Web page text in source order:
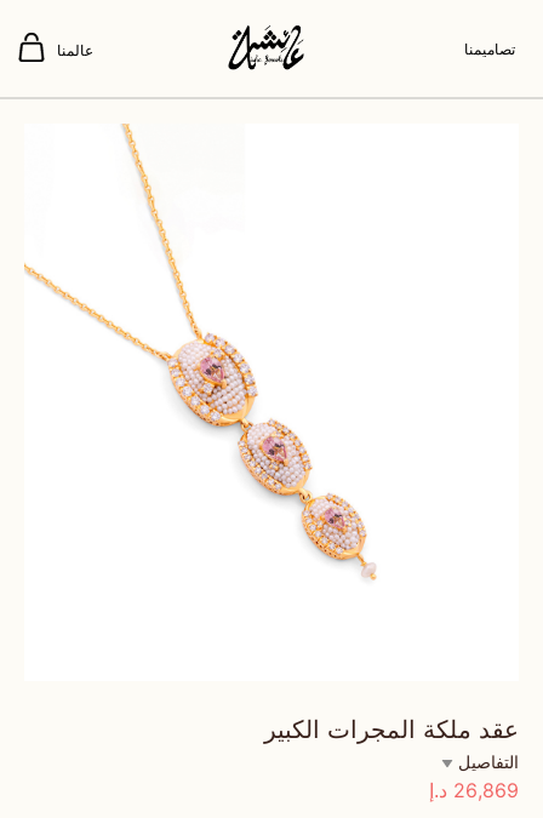
تصاميمنا عالمنا
عقد ملكة المجرات الكبير
التفاصيل
26,869 د.إ